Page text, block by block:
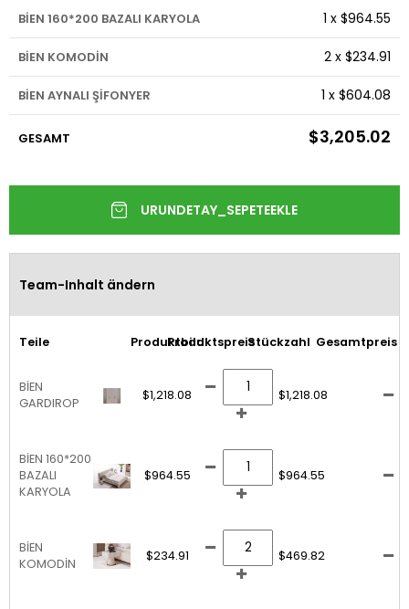
BİEN 160*200 BAZALI KARYOLA 1 x $964.55
BİEN KOMODİN 2 x $234.91
BİEN AYNALI ŞİFONYER 1 x $604.08
GESAMT $3,205.02
Team-Inhalt ändern
Teile ProduktbildProduktspreisStückzahl Gesamtpreis
BİEN
GARDIROP
$1,218.08 $1,218.08
BİEN 160*200
BAZALI
KARYOLA
$964.55 $964.55
BİEN
KOMODİN
$234.91 $469.82